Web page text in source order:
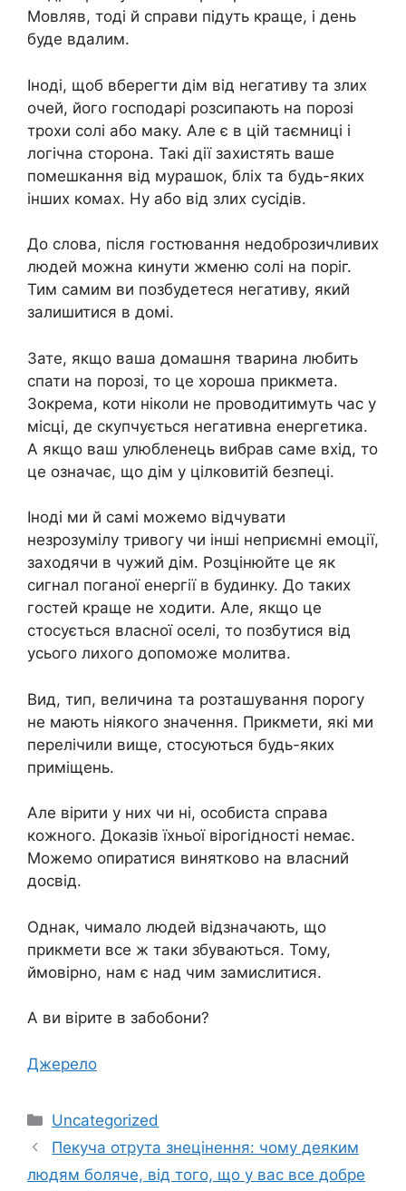
Мовляв, тоді й справи підуть краще, і день
буде вдалим.
Іноді, щоб вберегти дім від негативу та злих
очей, його господарі розсипають на порозі
трохи солі або маку. Але є в цій таємниці і
логічна сторона. Такі дії захистять ваше
помешкання від мурашок, бліх та будь-яких
інших комах. Ну або від злих сусідів.
До слова, після гостювання недоброзичливих
людей можна кинути жменю солі на поріг.
Тим самим ви позбудетеся негативу, який
залишитися в домі.
Зате, якщо ваша домашня тварина любить
спати на порозі, то це хороша прикмета.
Зокрема, коти ніколи не проводитимуть час у
місці, де скупчується негативна енергетика.
А якщо ваш улюбленець вибрав саме вхід, то
це означає, що дім у цілковитій безпеці.
Іноді ми й самі можемо відчувати
незрозумілу тривогу чи інші неприємні емоції,
заходячи в чужий дім. Розцінюйте це як
сигнал поганої енергії в будинку. До таких
гостей краще не ходити. Але, якщо це
стосується власної оселі, то позбутися від
усього лихого допоможе молитва.
Вид, тип, величина та розташування порогу
не мають ніякого значення. Прикмети, які ми
перелічили вище, стосуються будь-яких
приміщень.
Але вірити у них чи ні, особиста справа
кожного. Доказів їхньої вірогідності немає.
Можемо опиратися винятково на власний
досвід.
Однак, чимало людей відзначають, що
прикмети все ж таки збуваються. Тому,
ймовірно, нам є над чим замислитися.
А ви вірите в забобони?
Джерело
Категорії
Uncategorized
Пекуча отрута знецінення: чому деяким
людям боляче, від того, що у вас все добре